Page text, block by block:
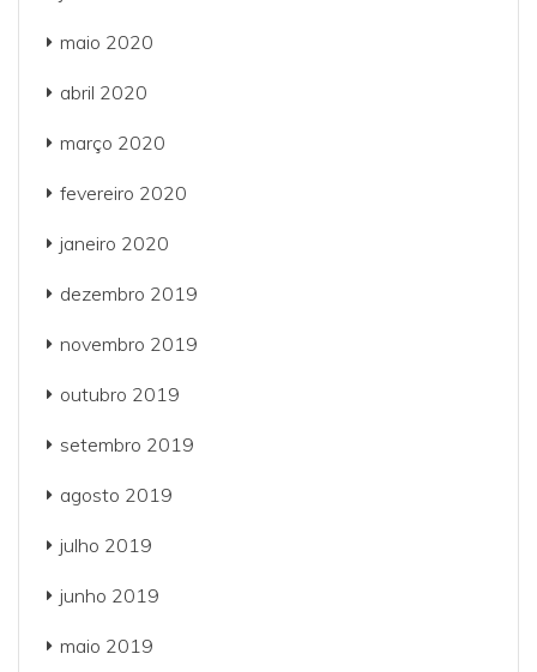
maio 2020
abril 2020
março 2020
fevereiro 2020
janeiro 2020
dezembro 2019
novembro 2019
outubro 2019
setembro 2019
agosto 2019
julho 2019
junho 2019
maio 2019